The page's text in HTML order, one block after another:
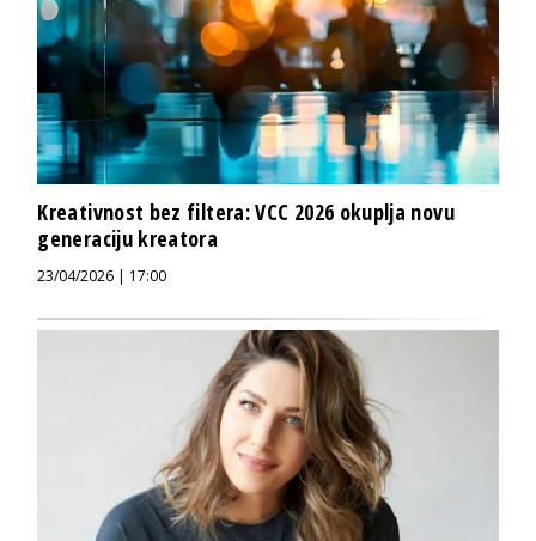
Kreativnost bez filtera: VCC 2026 okuplja novu
generaciju kreatora
23/04/2026 | 17:00